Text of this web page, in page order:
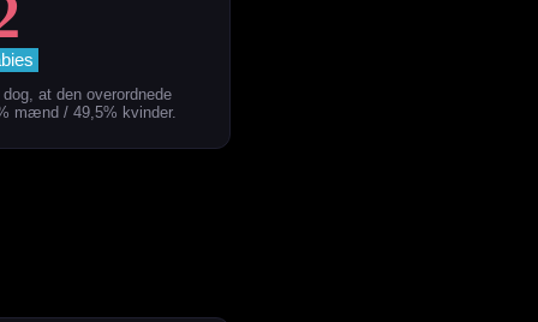
at den overordnede
mænd / 49,5% kvinder.